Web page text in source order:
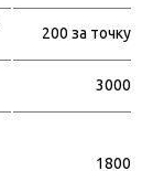
200 за точку
3000
1800